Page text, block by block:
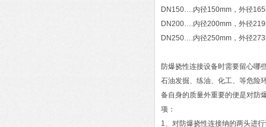
DN150….内径150mm，外径
DN200….内径200mm，外径
DN250….内径250mm，外径
防爆挠性连接设备时需要留心哪
石油发掘、练油、化工、等危险
备自身的质量外重要的便是对防
项：
1、对防爆挠性连接纳的两头进